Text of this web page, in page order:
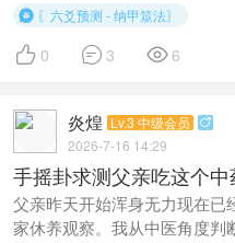
 〖六爻预测 - 纳甲筮法〗
 0  3  6
炎煌 Lv.3 中级会员 
2026-7-16 14:29
手摇卦求测父亲吃这个
父亲昨天开始浑身无力现在已
家休养观察。我从中医角度判